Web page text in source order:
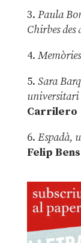
3. Paula
Chirbes des
4.
5. Sara
universitari
Carrilero
6. Espadà,
Felip Bens